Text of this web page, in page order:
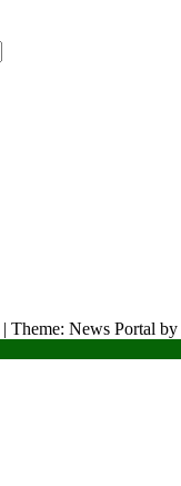
| Theme: News Portal by